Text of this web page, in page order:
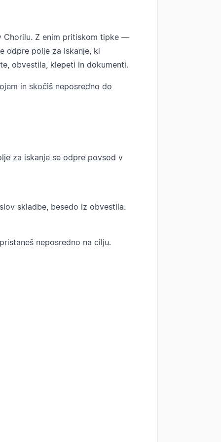
Chorilu. Z enim pritiskom tipke —
odpre polje za iskanje, ki
obvestila, klepeti in dokumenti.
in skočiš neposredno do
za iskanje se odpre povsod v
skladbe, besedo iz obvestila.
neposredno na cilju.